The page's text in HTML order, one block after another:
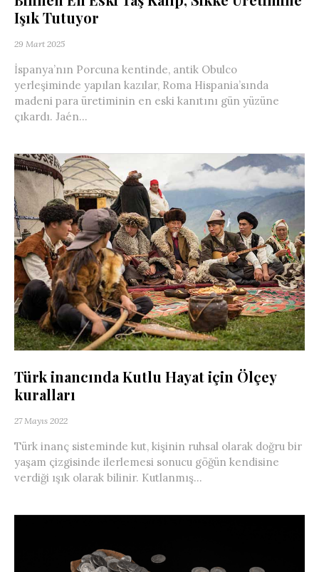
Işık Tutuyor
29 Mart 2025
İspanya’nın Porcuna kentinde, antik Obulco
yerleşiminde yapılan kazılar, Roma Hispania’sında
madeni para üretiminin en eski kanıtını gün yüzüne
çıkardı. Jaén...
Türk inancında Kutlu Hayat için Ölçey
kuralları
27 Mayıs 2022
Türk inanç sisteminde kut, kişinin ruhsal olarak doğru bir
yaşam çizgisinde ilerlemesi sonucu göğün kendisine
verdiği ışık olarak bilinir. Kutlanmış...